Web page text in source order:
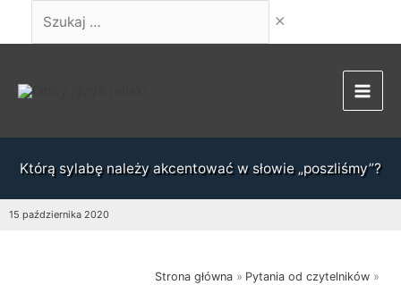
Którą sylabę należy akcentować w słowie „poszliśmy”?
15 października 2020
Strona główna
Pytania od czytelników